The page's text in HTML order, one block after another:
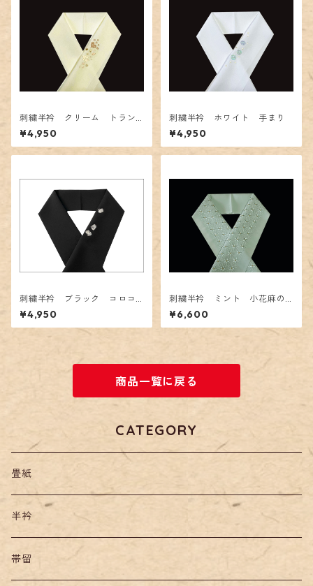
刺繍半衿 クリーム トラン
プマーク
¥4,950
刺繍半衿 ホワイト 手まり
¥4,950
刺繍半衿 ブラック コロコ
ロパンダ
¥4,950
刺繍半衿 ミント 小花麻の
葉散らし
¥6,600
商品一覧に戻る
CATEGORY
畳紙
半衿
帯留